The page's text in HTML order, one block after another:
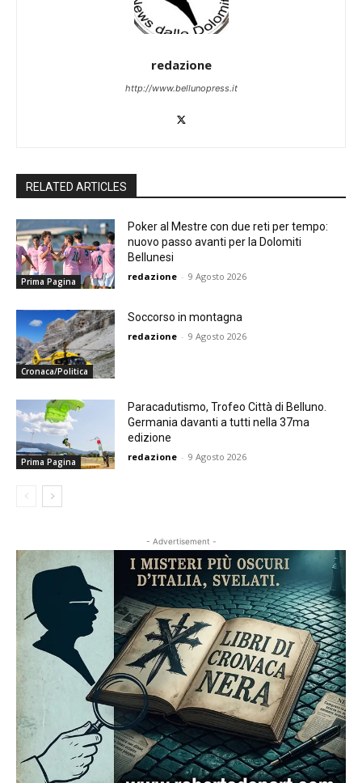
redazione
http://www.bellunopress.it
RELATED ARTICLES
Prima Pagina
Poker al Mestre con due reti per tempo:
nuovo passo avanti per la Dolomiti
Bellunesi
redazione - 9 Agosto 2026
Cronaca/Politica
Soccorso in montagna
redazione - 9 Agosto 2026
Prima Pagina
Paracadutismo, Trofeo Città di Belluno.
Germania davanti a tutti nella 37ma
edizione
redazione - 9 Agosto 2026
- Advertisement -